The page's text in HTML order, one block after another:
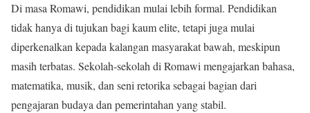
Di masa Romawi, pendidikan mulai lebih formal. Pendidikan
tidak hanya di tujukan bagi kaum elite, tetapi juga mulai
diperkenalkan kepada kalangan masyarakat bawah, meskipun
masih terbatas. Sekolah-sekolah di Romawi mengajarkan bahasa,
matematika, musik, dan seni retorika sebagai bagian dari
pengajaran budaya dan pemerintahan yang stabil.